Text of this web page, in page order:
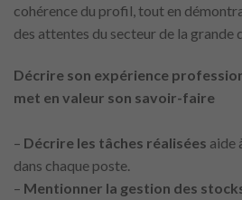
cohérence du profil, tout en
des attentes du secteur de la grande
Décrire son expérience
met en valeur son savoir-faire
– Décrire les tâches réalisées aide
dans chaque poste.
– Mentionner la gestion des